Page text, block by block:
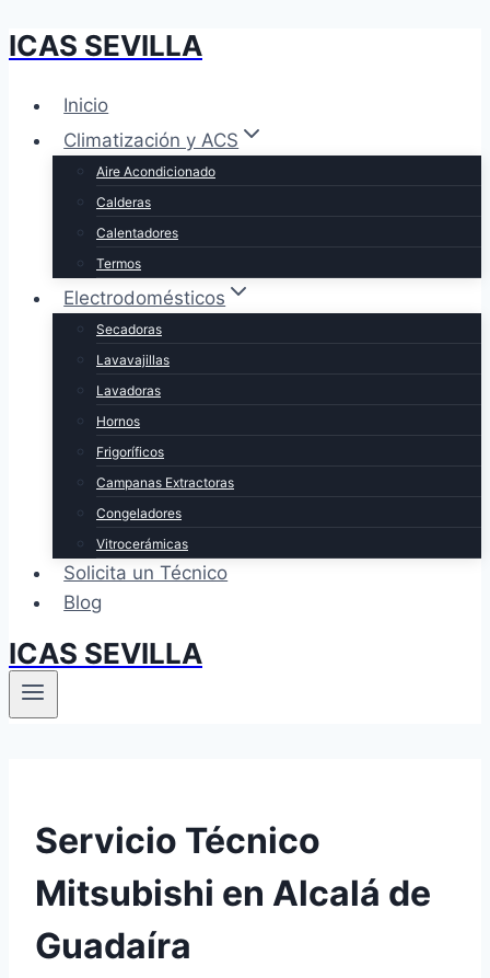
Saltar
contenido
ICAS SEVILLA
Inicio
Climatización y ACS
Aire Acondicionado
Calderas
Calentadores
Termos
Electrodomésticos
Secadoras
Lavavajillas
Lavadoras
Hornos
Frigoríficos
Campanas Extractoras
Congeladores
Vitrocerámicas
Solicita un Técnico
Blog
ICAS SEVILLA
Servicio Técnico
Mitsubishi en Alcalá de
Guadaíra